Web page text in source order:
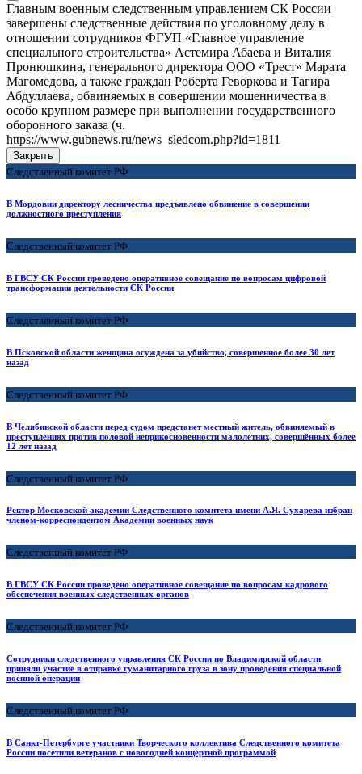
Главным военным следственным управлением СК России
завершены следственные действия по уголовному делу в
отношении сотрудников ФГУП «Главное управление
специального строительства» Астемира Абаева и Виталия
Пронюшкина, генерального директора ООО «Трест» Марата
Магомедова, а также граждан Роберта Геворкова и Тагира
Абдуллаева, обвиняемых в совершении мошенничества в
особо крупном размере при выполнении государственного
оборонного заказа (ч.
https://www.gubnews.ru/news_sledcom.php?id=1811
Закрыть
Следственный комитет РФ
В Мордовии директору лесничества предъявлено обвинение в совершении
должностного преступления
Следственный комитет РФ
В ГВСУ СК России проведено оперативное совещание по вопросам цифровой
трансформации деятельности СК России
Следственный комитет РФ
В Псковской области женщина осуждена за убийство, совершенное более 30 лет
назад
Следственный комитет РФ
В Челябинской области перед судом предстанет местный житель, обвиняемый в
преступлениях против половой неприкосновенности малолетних, совершённых более
12 лет назад
Следственный комитет РФ
Ректор Московской академии Следственного комитета имени А.Я. Сухарева избран
членом-корреспондентом Академии военных наук
Следственный комитет РФ
В ГВСУ СК России проведено оперативное совещание по вопросам кадрового
обеспечения военных следственных органов
Следственный комитет РФ
Сотрудники следственного управления СК России по Владимирской области
приняли участие в отправке гуманитарного груза в зону проведения специальной
военной операции
Следственный комитет РФ
В Санкт-Петербурге участники Творческого коллектива Следственного комитета
России посетили ветеранов с новогодней концертной программой